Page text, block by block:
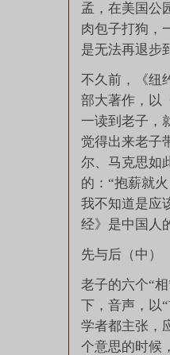
孟，在美国公
肉包子打狗，
是无法再退步
不久前，《纽
部大著作，以
一读到老子，
觉得出来老子
尔、马克思如
的：“抱薪就
我不知道是应
经》是中国人
先与后（中）
老子的六个“
下，音声，以
学者都主张，
个意思的时候